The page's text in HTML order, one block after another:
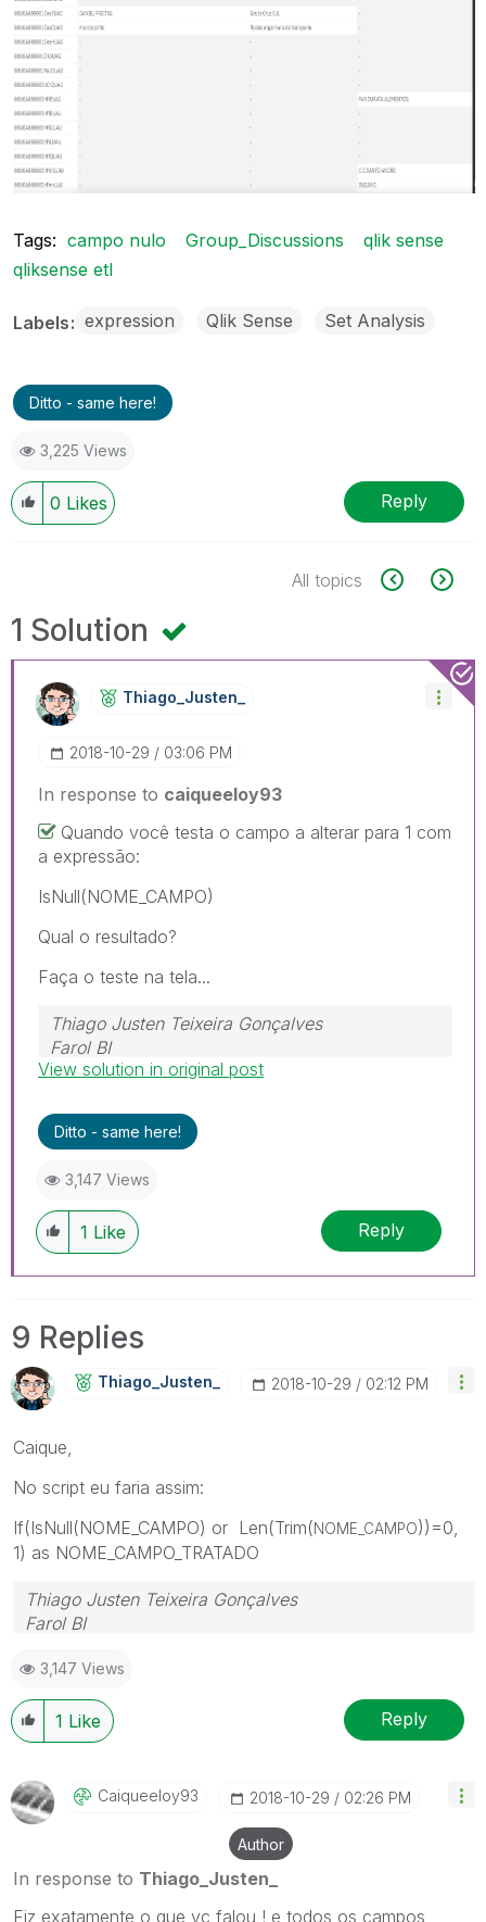
Tags: campo nulo Group_Discussions
qlik sense
qliksense etl
Labels expression Qlik Sense Set Analysis
Ditto - same here!
3,225 Views
0 Likes Reply
All topics
1 Solution
Thiago_Justen_
‎2018-10-29 03:06 PM
In response to caiqueeloy93
Quando você testa o campo a alterar para 1 com
a expressão:
IsNull(NOME_CAMPO)
Qual o resultado?
Faça o teste na tela...
Thiago Justen Teixeira Gonçalves
Farol BI
WhatsApp: 24 98152-1675
View solution in original post
Ditto - same here!
3,147 Views
1 Like Reply
9 Replies
Thiago_Justen_ ‎2018-10-29 02:12 PM
Caique,
No script eu faria assim:
If(IsNull(NOME_CAMPO) or Len(Trim(NOME_CAMPO))=0,
1) as NOME_CAMPO_TRATADO
Thiago Justen Teixeira Gonçalves
Farol BI
Skype: justen.thiago
3,147 Views
1 Like Reply
Caiqueeloy93 ‎2018-10-29 02:26 PM
Author
In response to Thiago_Justen_
Fiz exatamente o que vc falou ! e todos os campos